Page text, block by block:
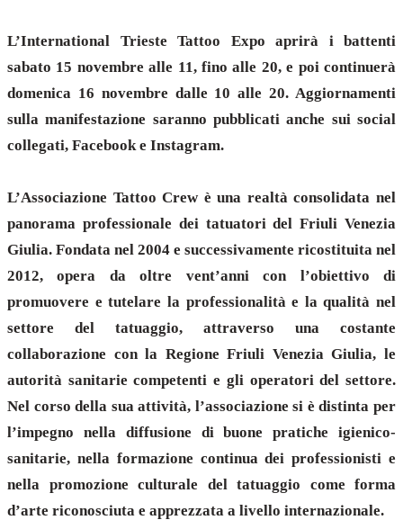
L’International Trieste Tattoo Expo aprirà i battenti
sabato 15 novembre alle 11, fino alle 20, e poi continuerà
domenica 16 novembre dalle 10 alle 20. Aggiornamenti
sulla manifestazione saranno pubblicati anche sui social
collegati, Facebook e Instagram.
L’Associazione Tattoo Crew è una realtà consolidata nel
panorama professionale dei tatuatori del Friuli Venezia
Giulia. Fondata nel 2004 e successivamente ricostituita nel
2012, opera da oltre vent’anni con l’obiettivo di
promuovere e tutelare la professionalità e la qualità nel
settore del tatuaggio, attraverso una costante
collaborazione con la Regione Friuli Venezia Giulia, le
autorità sanitarie competenti e gli operatori del settore.
Nel corso della sua attività, l’associazione si è distinta per
l’impegno nella diffusione di buone pratiche igienico-
sanitarie, nella formazione continua dei professionisti e
nella promozione culturale del tatuaggio come forma
d’arte riconosciuta e apprezzata a livello internazionale.